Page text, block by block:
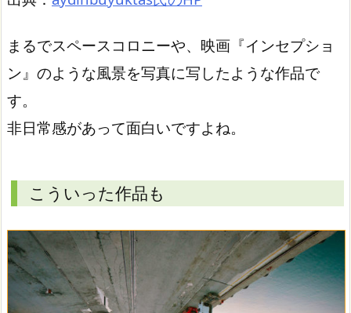
まるでスペースコロニーや、映画『インセプショ
ン』のような風景を写真に写したような作品で
す。
非日常感があって面白いですよね。
こういった作品も